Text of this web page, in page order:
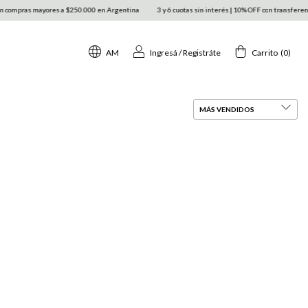
mayores a $250.000 en Argentina 3 y 6 cuotas sin interés | 10% OFF con
AM Ingresá /Registráte Carrito (0)